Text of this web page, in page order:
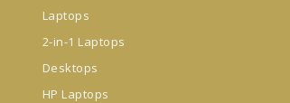
Laptops
2-in-1 Laptops
Desktops
HP Laptops